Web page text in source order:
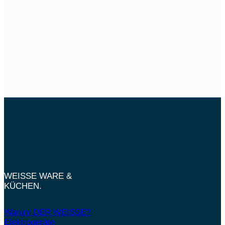
WEISSE WARE &
KÜCHEN.
Warum DER WEISSE?
Elektrogeräte